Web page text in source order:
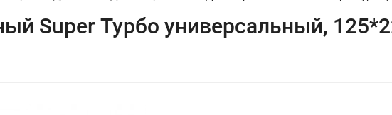
Super Турбо универсальный,